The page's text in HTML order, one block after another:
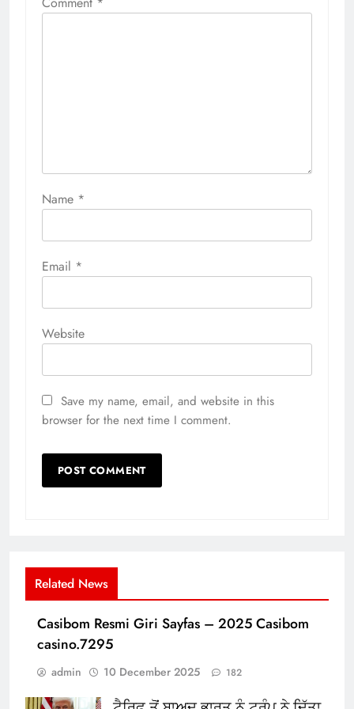
Name *
Email *
Website
Save my name, email, and website in this
browser for the next time I comment.
Related News
Casibom Resmi Giri Sayfas – 2025 Casibom
casino.7295
admin 10 December 2025 182